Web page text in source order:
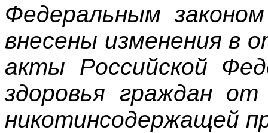
Федеральным
внесены изменения в
акты Российской
здоровья граждан
никотинсодержащей